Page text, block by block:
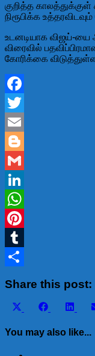
குறித்த
நிரூபிக்க
உடனடியாக விஜய்-யை
விரைவில்
கோரிக்கை
Facebook
Twitter
Email
Blogger
Gmail
LinkedIn
WhatsApp
Pinterest
Tumblr
Share this post:
Share
Share
Facebook
You may also like...